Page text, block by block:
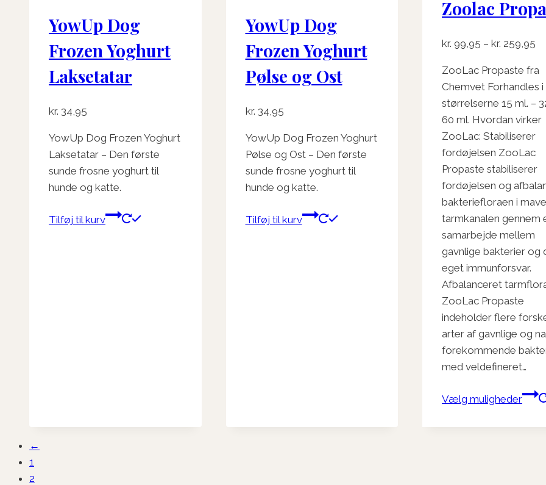
YowUp Dog
Frozen Yoghurt
Laksetatar
kr. 34,95
YowUp Dog Frozen Yoghurt
Laksetatar – Den første
sunde frosne yoghurt til
hunde og katte.
Tilføj til kurv
YowUp Dog
Frozen Yoghurt
Pølse og Ost
kr. 34,95
YowUp Dog Frozen Yoghurt
Pølse og Ost – Den første
sunde frosne yoghurt til
hunde og katte.
Tilføj til kurv
Zoolac
kr. 99,95 – kr. 259,95
til
ZooLac Propaste fra
Chemvet Forhandles i
størrelserne 15 ml. –
60 ml. Hvordan virker
ZooLac: Stabiliserer
fordøjelsen ZooLac
Propaste stabiliserer
fordøjelsen og
bakteriefloraen i
tarmkanalen gennem
samarbejde mellem
gavnlige bakterier og
eget immunforsvar.
Afbalanceret
ZooLac Propaste
indeholder flere
arter af gavnlige og
forekommende
med veldefineret…
Vælg muligheder
←
1
2